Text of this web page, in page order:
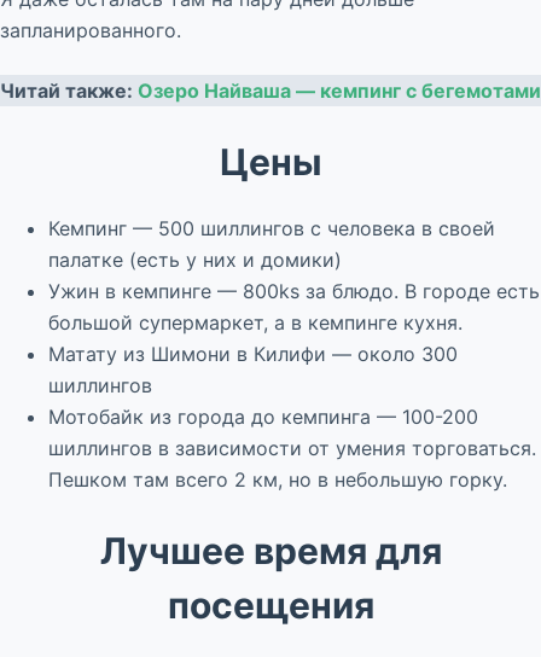
запланированного.
Читай также: Озеро Найваша — кемпинг с бегемотами
Цены
Кемпинг — 500 шиллингов с человека в своей
палатке (есть у них и домики)
Ужин в кемпинге — 800ks за блюдо. В городе есть
большой супермаркет, а в кемпинге кухня.
Матату из Шимони в Килифи — около 300
шиллингов
Мотобайк из города до кемпинга — 100-200
шиллингов в зависимости от умения торговаться.
Пешком там всего 2 км, но в небольшую горку.
Лучшее время для
посещения